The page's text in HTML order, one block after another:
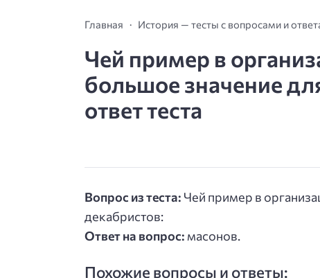
Главная История — тесты с вопросами и
Чей пример в
большое значение
ответ теста
Вопрос из теста: Чей пример в
декабристов:
Ответ на вопрос:масонов.
Похожие вопросы и ответы: